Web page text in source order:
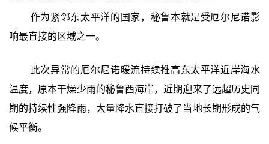
作为紧邻东太平洋的国家，秘鲁本就是受厄尔尼诺影
响最直接的区域之一。
此次异常的厄尔尼诺暖流持续推高东太平洋近岸海水
温度，原本干燥少雨的秘鲁西海岸，近期迎来了远超历史同
期的持续性强降雨，大量降水直接打破了当地长期形成的气
候平衡。